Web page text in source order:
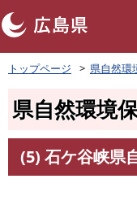
ペ
ー
頭
す
トップページ 県自然環
県自然環境
文
(5) 石ケ谷峡県